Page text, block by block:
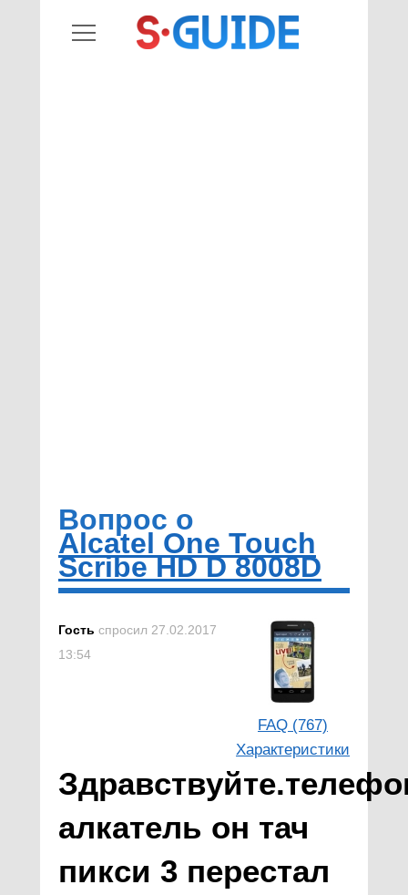
Вопрос о
Alcatel One Touch
Scribe HD D 8008D
FAQ (767)
Характеристики
Гость спросил 27.02.2017
13:54
алкатель он тач
пикси 3 перестал